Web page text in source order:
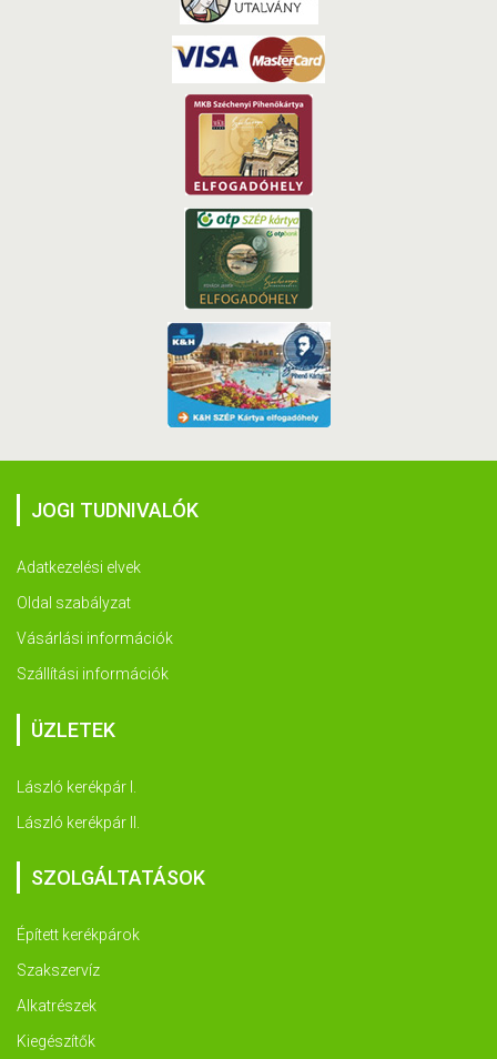
JOGI TUDNIVALÓK
Adatkezelési elvek
Oldal szabályzat
Vásárlási információk
Szállítási információk
ÜZLETEK
László kerékpár I.
László kerékpár II.
SZOLGÁLTATÁSOK
Épített kerékpárok
Szakszervíz
Alkatrészek
Kiegészítők